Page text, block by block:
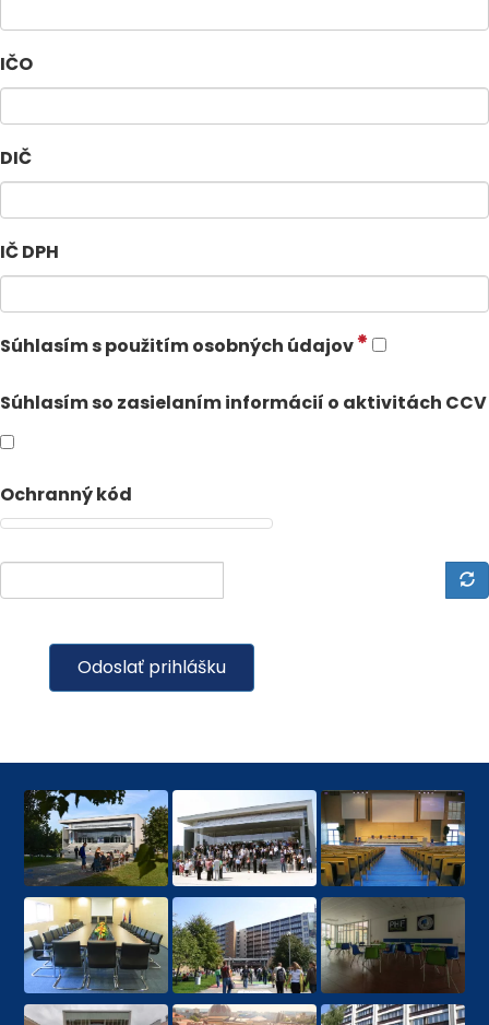
IČO
DIČ
IČ DPH
Súhlasím s použitím osobných údajov
Súhlasím so zasielaním informácií o aktivitách CCV
Ochranný kód
Odoslať prihlášku